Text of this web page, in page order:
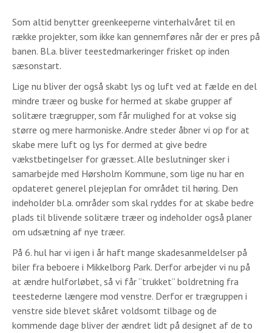
Som altid benytter greenkeeperne vinterhalvåret til en
række projekter, som ikke kan gennemføres når der er pres på
banen. Bl.a. bliver teestedmarkeringer frisket op inden
sæsonstart.
Lige nu bliver der også skabt lys og luft ved at fælde en del
mindre træer og buske for hermed at skabe grupper af
solitære trægrupper, som får mulighed for at vokse sig
større og mere harmoniske. Andre steder åbner vi op for at
skabe mere luft og lys for dermed at give bedre
vækstbetingelser for græsset. Alle beslutninger sker i
samarbejde med Hørsholm Kommune, som lige nu har en
opdateret generel plejeplan for området til høring. Den
indeholder bl.a. områder som skal ryddes for at skabe bedre
plads til blivende solitære træer og indeholder også planer
om udsætning af nye træer.
På 6. hul har vi igen i år haft mange skadesanmeldelser på
biler fra beboere i Mikkelborg Park. Derfor arbejder vi nu på
at ændre hulforløbet, så vi får “trukket” boldretning fra
teestederne længere mod venstre. Derfor er trægruppen i
venstre side blevet skåret voldsomt tilbage og de
kommende dage bliver der ændret lidt på designet af de to